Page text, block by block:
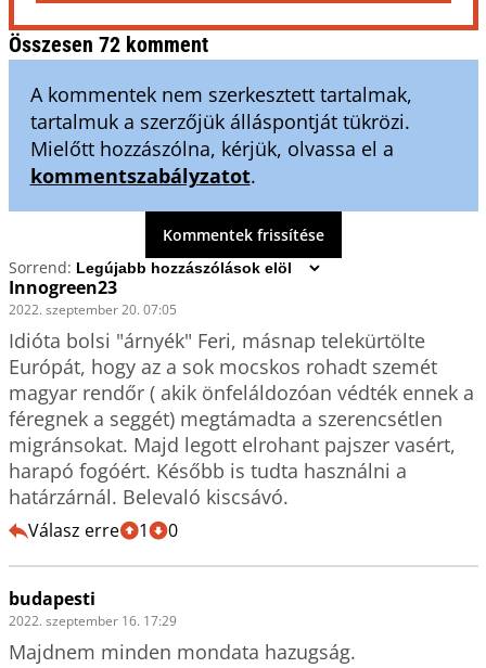
Összesen 72 komment
A kommentek nem szerkesztett tartalmak,
tartalmuk a szerzőjük álláspontját tükrözi.
Mielőtt hozzászólna, kérjük, olvassa el a
kommentszabályzatot.
Kommentek frissítése
Sorrend:
Innogreen23
2022. szeptember 20. 07:05
Idióta bolsi "árnyék" Feri, másnap telekürtölte
Európát, hogy az a sok mocskos rohadt szemét
magyar rendőr ( akik önfeláldozóan védték ennek a
féregnek a seggét) megtámadta a szerencsétlen
migránsokat. Majd legott elrohant pajszer vasért,
harapó fogóért. Később is tudta használni a
határzárnál. Belevaló kiscsávó.
Válasz erre 1 0
budapesti
2022. szeptember 16. 17:29
Majdnem minden mondata hazugság.